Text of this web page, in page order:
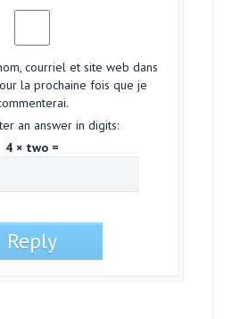
courriel et site web dans
la prochaine fois que je
an answer in digits:
4 × two =